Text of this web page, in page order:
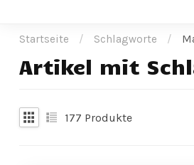
Startseite / Schlagworte /
Artikel mit
177 Produkte